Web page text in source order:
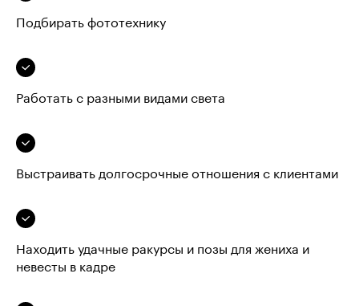
Подбирать фототехнику
Работать с разными видами света
Выстраивать долгосрочные отношения с клиентами
Находить удачные ракурсы и позы для жениха и
невесты в кадре